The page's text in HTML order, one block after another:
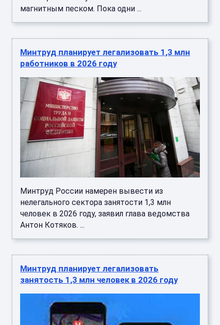
магнитным песком. Пока одни ...
Минтруд планирует легализовать 1,3 млн
работников в 2026 году
Минтруд России намерен вывести из
нелегального сектора занятости 1,3 млн
человек в 2026 году, заявил глава ведомства
Антон Котяков. ...
Минтруд планирует легализовать
занятость 1,3 млн человек в 2026 году